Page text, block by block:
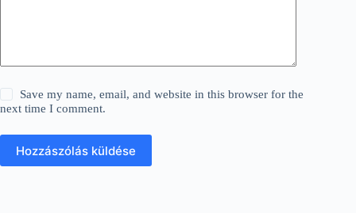
Save my name, email, and website in this browser for the
next time I comment.
Hozzászólás küldése